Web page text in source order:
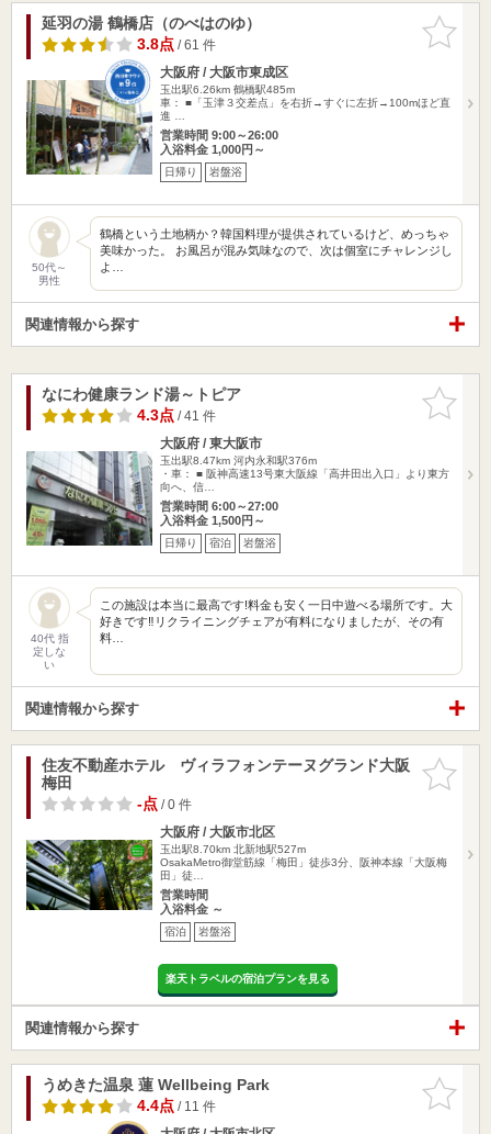
お気に入
りに追加
延羽の湯 鶴橋店（のべはのゆ）
3.8点/ 61 件
大阪府 / 大阪市東成区
玉出駅6.26km 鶴橋駅485m
車： ■「玉津３交差点」を右折→すぐに左折→100mほど直
進 …
営業時間 9:00～26:00
入浴料金 1,000円～
日帰り 岩盤浴
50代～
男性
鶴橋という土地柄か？韓国料理が提供されているけど、めっちゃ
美味かった。 お風呂が混み気味なので、次は個室にチャレンジし
よ…
関連情報から探す
お気に入
りに追加
なにわ健康ランド湯～トピア
4.3点/ 41 件
大阪府 / 東大阪市
玉出駅8.47km 河内永和駅376m
・車： ■ 阪神高速13号東大阪線「高井田出入口」より東方
向へ、信…
営業時間 6:00～27:00
入浴料金 1,500円～
日帰り 宿泊 岩盤浴
40代 指
定しな
い
この施設は本当に最高です!料金も安く一日中遊べる場所です。大
好きです‼︎リクライニングチェアが有料になりましたが、その有
料…
関連情報から探す
お気に入
りに追加
住友不動産ホテル ヴィラフォンテーヌグランド大阪
梅田
-点/ 0 件
大阪府 / 大阪市北区
玉出駅8.70km 北新地駅527m
OsakaMetro御堂筋線「梅田」徒歩3分、阪神本線「大阪梅
田」徒…
営業時間
入浴料金 ～
宿泊 岩盤浴
楽天トラベルの宿泊プランを見る
関連情報から探す
お気に入
りに追加
うめきた温泉 蓮 Wellbeing Park
4.4点/ 11 件